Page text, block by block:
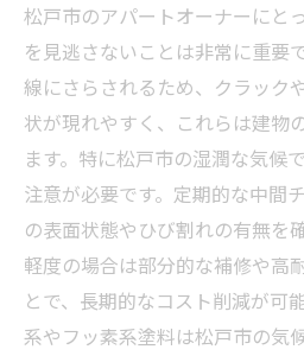
松戸市のアパートオーナーにと
を見逃さないことは非常に重要
線にさらされるため、クラック
状が現れやすく、これらは建物
ます。特に松戸市の湿潤な気候
注意が必要です。定期的な中間
の表面状態やひび割れの有無を
軽度の場合は部分的な補修や高
とで、長期的なコスト削減が可
系やフッ素系塗料は松戸市の気